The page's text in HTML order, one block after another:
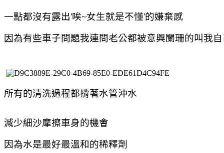
一點都沒有露出'唉~女生就是不懂'的嫌棄感
因為有些車子問題我連問老公都被意興闌珊的叫我
所有的清洗過程都揹著水管沖水
減少細沙摩擦車身的機會
因為水是最好最溫和的稀釋劑